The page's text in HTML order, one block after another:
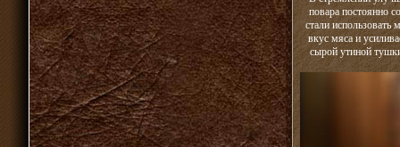
повара постоянно
стали
вкус мяса и
сырой утиной